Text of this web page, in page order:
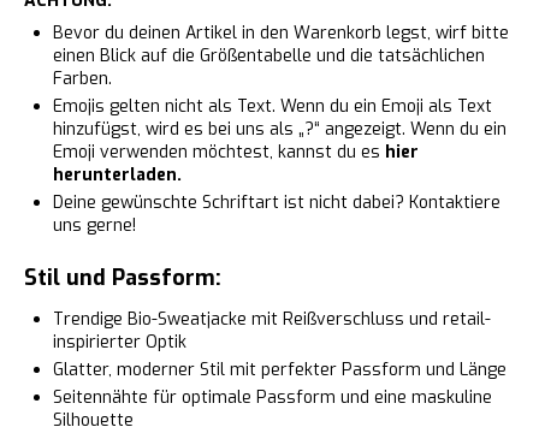
Bevor du deinen Artikel in den Warenkorb legst, wirf bitte
einen Blick auf die Größentabelle und die tatsächlichen
Farben.
Emojis gelten nicht als Text. Wenn du ein Emoji als Text
hinzufügst, wird es bei uns als „?“ angezeigt. Wenn du ein
Emoji verwenden möchtest, kannst du es hier
herunterladen.
Deine gewünschte Schriftart ist nicht dabei? Kontaktiere
uns gerne!
Stil und Passform:
Trendige Bio-Sweatjacke mit Reißverschluss und retail-
inspirierter Optik
Glatter, moderner Stil mit perfekter Passform und Länge
Seitennähte für optimale Passform und eine maskuline
Silhouette